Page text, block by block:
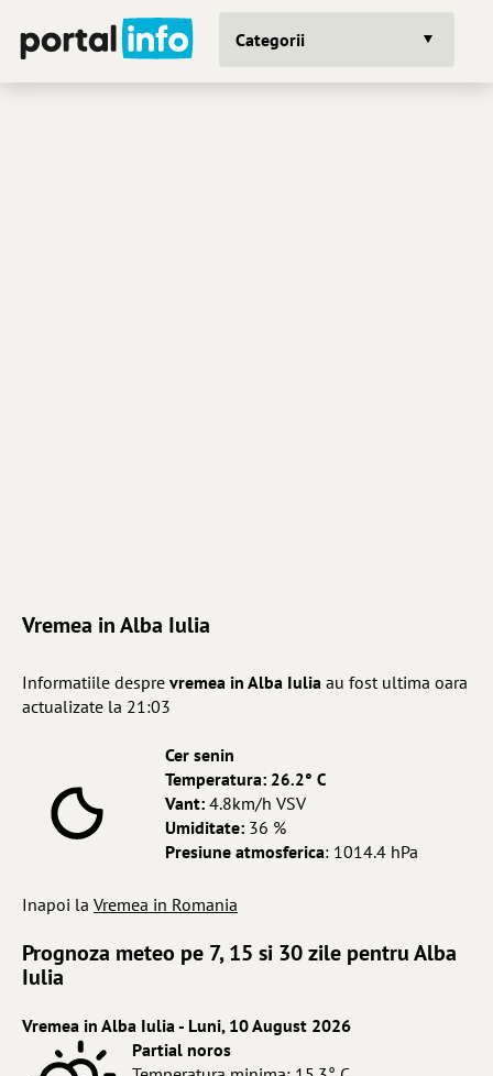
Categorii
Vremea in Alba Iulia
Informatiile despre vremea in Alba Iulia au fost ultima oara
actualizate la 21:03
Cer senin
Temperatura: 26.2° C
Vant: 4.8km/h VSV
Umiditate: 36 %
Presiune atmosferica: 1014.4 hPa
Inapoi la Vremea in Romania
Prognoza meteo pe 7, 15 si 30 zile pentru Alba
Iulia
Vremea in Alba Iulia - Luni, 10 August 2026
Partial noros